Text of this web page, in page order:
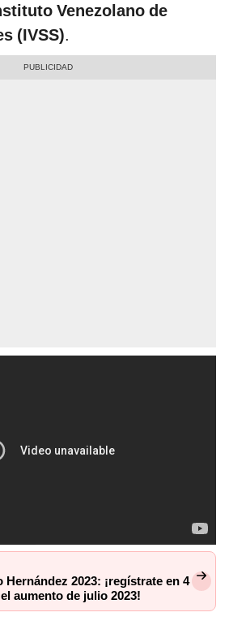
Venezolano de
(IVSS).
2023: ¡regístrate en 4
aumento de julio 2023!